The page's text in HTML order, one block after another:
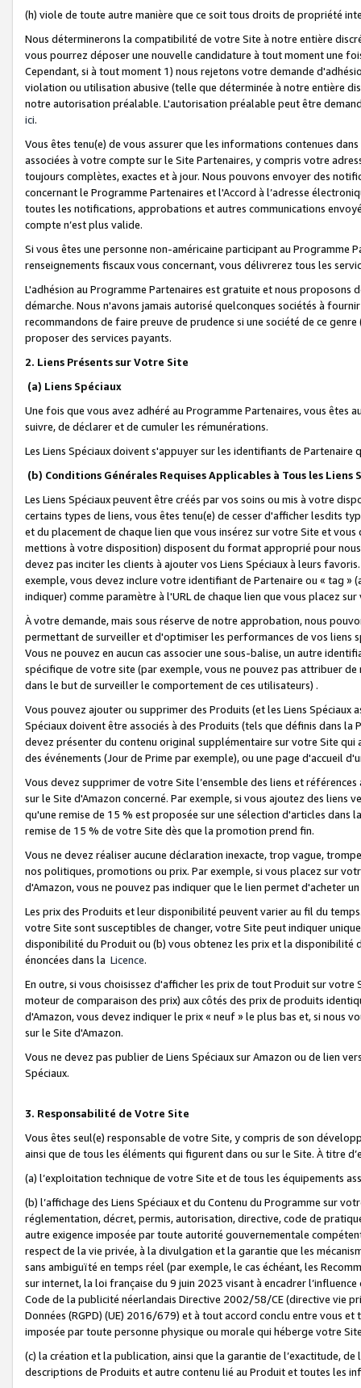
(h) viole de toute autre manière que ce soit tous droits de propriété
Nous déterminerons la compatibilité de votre Site à notre entière
vous pourrez déposer une nouvelle candidature à tout moment une
Cependant, si à tout moment 1) nous rejetons votre demande
violation ou utilisation abusive (telle que déterminée à notre entière
notre autorisation préalable. L'autorisation préalable peut être
ici.
Vous êtes tenu(e) de vous assurer que les informations contenues
associées à votre compte sur le Site Partenaires, y compris votre
toujours complètes, exactes et à jour. Nous pouvons envoyer des
concernant le Programme Partenaires et l'Accord à l’adresse
toutes les notifications, approbations et autres communications
compte n’est plus valide.
Si vous êtes une personne non-américaine participant au
renseignements fiscaux vous concernant, vous délivrerez tous les
L'adhésion au Programme Partenaires est gratuite et nous proposons
démarche. Nous n'avons jamais autorisé quelconques sociétés à
recommandons de faire preuve de prudence si une société de ce
proposer des services payants.
2. Liens Présents sur Votre Site
(a) Liens Spéciaux
Une fois que vous avez adhéré au Programme Partenaires, vous êtes
suivre, de déclarer et de cumuler les rémunérations.
Les Liens Spéciaux doivent s'appuyer sur les identifiants de Partenaire
(b) Conditions Générales Requises Applicables à Tous les Liens
Les Liens Spéciaux peuvent être créés par vos soins ou mis à votre
certains types de liens, vous êtes tenu(e) de cesser d'afficher lesdits
et du placement de chaque lien que vous insérez sur votre Site et
mettions à votre disposition) disposent du format approprié pour
devez pas inciter les clients à ajouter vos Liens Spéciaux à leurs
exemple, vous devez inclure votre identifiant de Partenaire ou « tag
indiquer) comme paramètre à l'URL de chaque lien que vous placez
À votre demande, mais sous réserve de notre approbation, nous
permettant de surveiller et d'optimiser les performances de vos liens
Vous ne pouvez en aucun cas associer une sous-balise, un autre
spécifique de votre site (par exemple, vous ne pouvez pas attribuer
dans le but de surveiller le comportement de ces utilisateurs) .
Vous pouvez ajouter ou supprimer des Produits (et les Liens
Spéciaux doivent être associés à des Produits (tels que définis dans
devez présenter du contenu original supplémentaire sur votre Site qui
des événements (Jour de Prime par exemple), ou une page d'accueil
Vous devez supprimer de votre Site l’ensemble des liens et
sur le Site d'Amazon concerné. Par exemple, si vous ajoutez des
qu'une remise de 15 % est proposée sur une sélection d'articles
remise de 15 % de votre Site dès que la promotion prend fin.
Vous ne devez réaliser aucune déclaration inexacte, trop vague,
nos politiques, promotions ou prix. Par exemple, si vous placez sur
d'Amazon, vous ne pouvez pas indiquer que le lien permet d'acheter
Les prix des Produits et leur disponibilité peuvent varier au fil du
votre Site sont susceptibles de changer, votre Site peut indiquer
disponibilité du Produit ou (b) vous obtenez les prix et la disponibilité
énoncées dans la Licence.
En outre, si vous choisissez d'afficher les prix de tout Produit sur
moteur de comparaison des prix) aux côtés des prix de produits
d'Amazon, vous devez indiquer le prix « neuf » le plus bas et, si nous
sur le Site d'Amazon.
Vous ne devez pas publier de Liens Spéciaux sur Amazon ou de lien
Spéciaux.
3. Responsabilité de Votre Site
Vous êtes seul(e) responsable de votre Site, y compris de son
ainsi que de tous les éléments qui figurent dans ou sur le Site. À titre
(a) l’exploitation technique de votre Site et de tous les équipements
(b) l’affichage des Liens Spéciaux et du Contenu du Programme sur
réglementation, décret, permis, autorisation, directive, code de
autre exigence imposée par toute autorité gouvernementale
respect de la vie privée, à la divulgation et la garantie que les
sans ambiguïté en temps réel (par exemple, le cas échéant, les
sur internet, la loi française du 9 juin 2023 visant à encadrer
Code de la publicité néerlandais Directive 2002/58/CE (directive vie
Données (RGPD) (UE) 2016/679) et à tout accord conclu entre vous
imposée par toute personne physique ou morale qui héberge votre
(c) la création et la publication, ainsi que la garantie de l’exactitude,
descriptions de Produits et autre contenu lié au Produit et toutes les